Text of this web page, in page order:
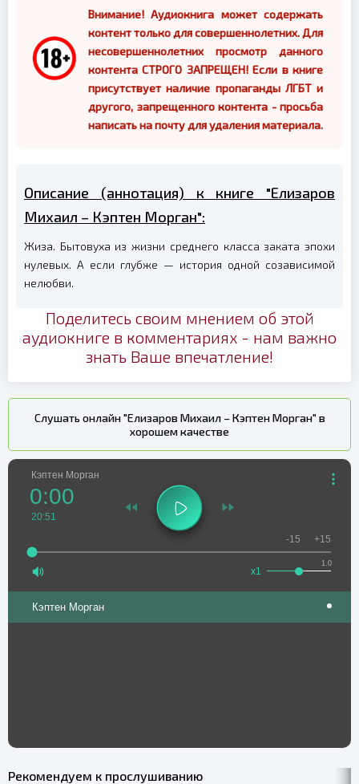
Внимание! Аудиокнига может содержать
контент только для совершеннолетних. Для
несовершеннолетних просмотр данного
контента СТРОГО ЗАПРЕЩЕН! Если в книге
присутствует наличие пропаганды ЛГБТ и
другого, запрещенного контента - просьба
написать на почту для удаления материала.
Описание (аннотация) к книге "Елизаров
Михаил – Кэптен Морган":
Жиза. Бытовуха из жизни среднего класса заката эпохи
нулевых. А если глубже — история одной созависимой
нелюбви.
Поделитесь своим мнением об этой
аудиокниге в комментариях - нам важно
знать Ваше впечатление!
Слушать онлайн "Елизаров Михаил – Кэптен Морган" в
хорошем качестве
Кэптен Морган
0:00
20:51
1.0
x1
-15 +15
Кэптен Морган
Рекомендуем к прослушиванию